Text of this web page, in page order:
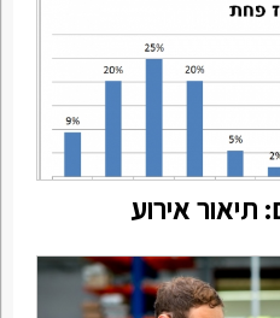
אירוע